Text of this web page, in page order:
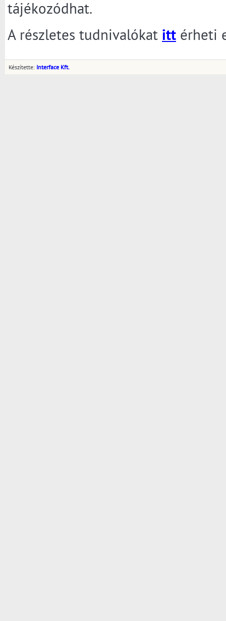
tájékozódhat.
A részletes tudnivalókat itt érheti
Készítette: Interface Kft.